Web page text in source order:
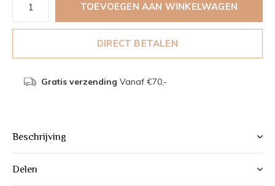
TOEVOEGEN AAN WINKELWAGEN
DIRECT BETALEN
Gratis verzending Vanaf €70,-
Beschrijving
Delen